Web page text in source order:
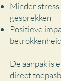
Minder
gesprekken
Positieve
betrokkenheid
De aanpak is
direct